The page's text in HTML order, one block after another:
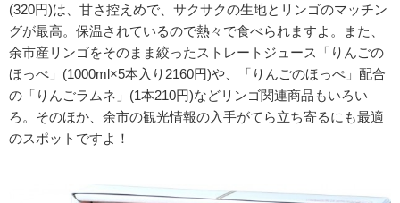
(320円)は、甘さ控えめで、サクサクの生地とリンゴのマッチン
グが最高。保温されているので熱々で食べられますよ。また、
余市産リンゴをそのまま絞ったストレートジュース「りんごの
ほっぺ」(1000ml×5本入り2160円)や、「りんごのほっぺ」配合
の「りんごラムネ」(1本210円)などリンゴ関連商品もいろい
ろ。そのほか、余市の観光情報の入手がてら立ち寄るにも最適
のスポットですよ！